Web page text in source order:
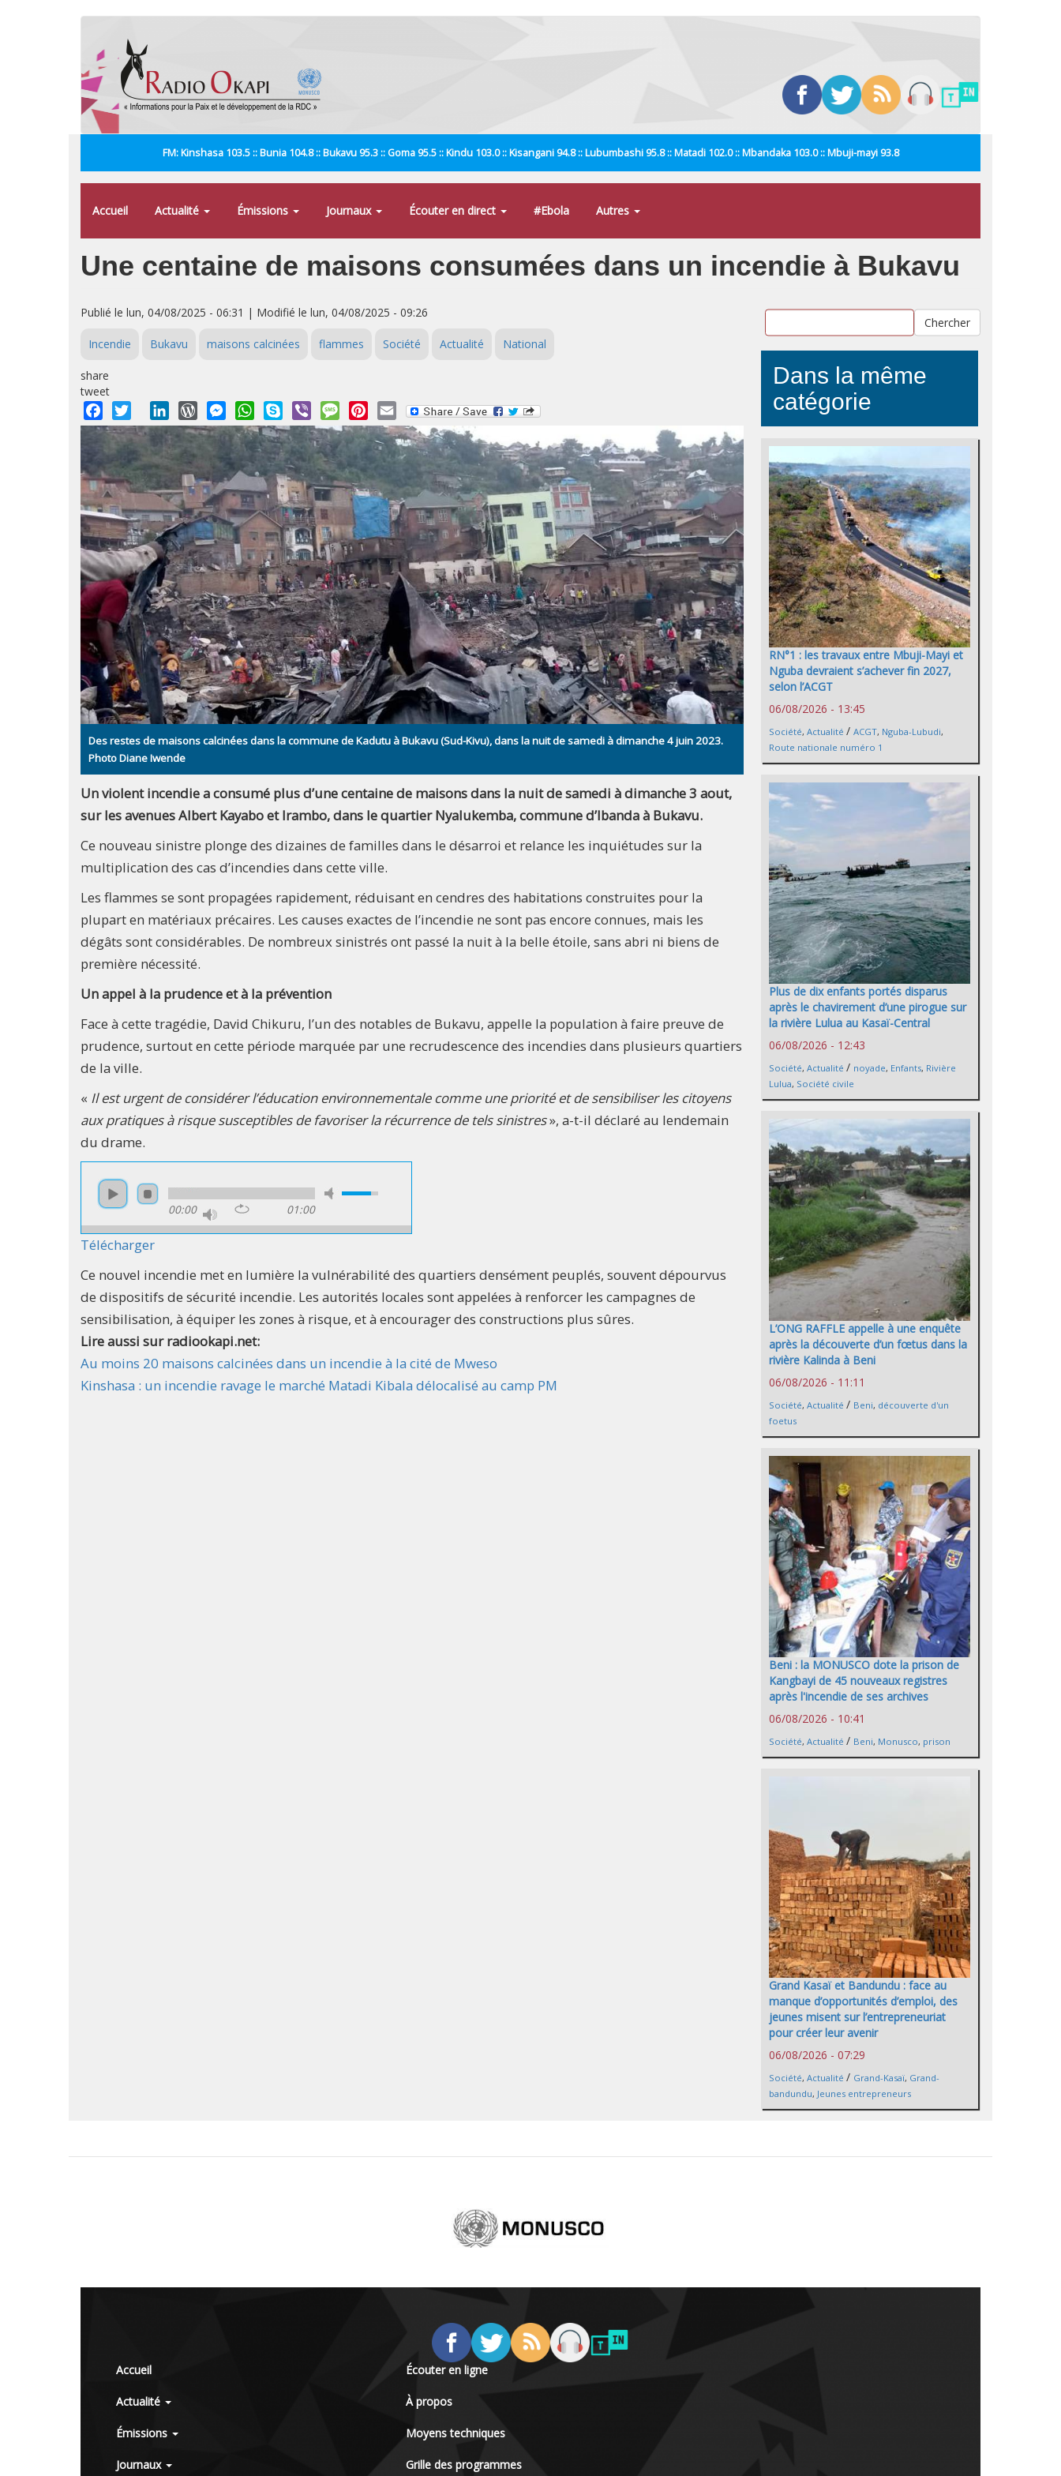
FM: Kinshasa 103.5 :: Bunia 104.8 :: Bukavu 95.3 :: Goma 95.5 :: Kindu 103.0 :: Kisangani 94.8 :: Lubumbashi 95.8 :: Matadi 102.0 :: Mbandaka 103.0 :: Mbuji-mayi 93.8
Accueil Actualité Émissions Journaux Écouter en direct #Ebola Autres
Une centaine de maisons consumées dans un incendie à Bukavu
Publié le lun, 04/08/2025 - 06:31 | Modifié le lun, 04/08/2025 - 09:26
Incendie Bukavu maisons calcinées flammes Société Actualité National
share
tweet
Facebook
Twitter LinkedInWordPressMessengerWhatsApp
Skype Viber MessagePinterest
Email
Des restes de maisons calcinées dans la commune de Kadutu à Bukavu (Sud-Kivu), dans la nuit de samedi à dimanche 4 juin 2023.
Photo Diane Iwende
Un violent incendie a consumé plus d’une centaine de maisons dans la nuit de samedi à dimanche 3 aout,
sur les avenues Albert Kayabo et Irambo, dans le quartier Nyalukemba, commune d’Ibanda à Bukavu.
Ce nouveau sinistre plonge des dizaines de familles dans le désarroi et relance les inquiétudes sur la
multiplication des cas d’incendies dans cette ville.
Les flammes se sont propagées rapidement, réduisant en cendres des habitations construites pour la
plupart en matériaux précaires. Les causes exactes de l’incendie ne sont pas encore connues, mais les
dégâts sont considérables. De nombreux sinistrés ont passé la nuit à la belle étoile, sans abri ni biens de
première nécessité.
Un appel à la prudence et à la prévention
Face à cette tragédie, David Chikuru, l’un des notables de Bukavu, appelle la population à faire preuve de
prudence, surtout en cette période marquée par une recrudescence des incendies dans plusieurs quartiers
de la ville.
« Il est urgent de considérer l’éducation environnementale comme une priorité et de sensibiliser les citoyens
aux pratiques à risque susceptibles de favoriser la récurrence de tels sinistres», a-t-il déclaré au lendemain
du drame.
00:00 01:00
Télécharger
Ce nouvel incendie met en lumière la vulnérabilité des quartiers densément peuplés, souvent dépourvus
de dispositifs de sécurité incendie. Les autorités locales sont appelées à renforcer les campagnes de
sensibilisation, à équiper les zones à risque, et à encourager des constructions plus sûres.
Lire aussi sur radiookapi.net:
Au moins 20 maisons calcinées dans un incendie à la cité de Mweso
Kinshasa : un incendie ravage le marché Matadi Kibala délocalisé au camp PM
Chercher
Dans la même
catégorie
RN°1 : les travaux entre Mbuji-Mayi et
Nguba devraient s’achever fin 2027,
selon l’ACGT
06/08/2026 - 13:45
Société, Actualité / ACGT, Nguba-Lubudi,
Route nationale numéro 1
Plus de dix enfants portés disparus
après le chavirement d’une pirogue sur
la rivière Lulua au Kasaï-Central
06/08/2026 - 12:43
Société, Actualité / noyade, Enfants, Rivière
Lulua, Société civile
L’ONG RAFFLE appelle à une enquête
après la découverte d’un fœtus dans la
rivière Kalinda à Beni
06/08/2026 - 11:11
Société, Actualité / Beni, découverte d'un
foetus
Beni : la MONUSCO dote la prison de
Kangbayi de 45 nouveaux registres
après l'incendie de ses archives
06/08/2026 - 10:41
Société, Actualité / Beni, Monusco, prison
Grand Kasaï et Bandundu : face au
manque d’opportunités d’emploi, des
jeunes misent sur l’entrepreneuriat
pour créer leur avenir
06/08/2026 - 07:29
Société, Actualité / Grand-Kasaï, Grand-
bandundu, Jeunes entrepreneurs
Accueil
Actualité
Émissions
Journaux
Écouter en ligne
À propos
Moyens techniques
Grille des programmes